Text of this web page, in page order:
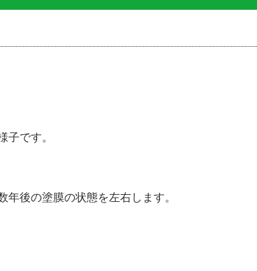
子です。
後の塗膜の状態を左右します。